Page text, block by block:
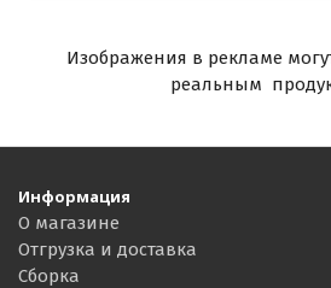
Изображения в рекламе
реальным
Информация
О магазине
Отгрузка и доставка
Сборка